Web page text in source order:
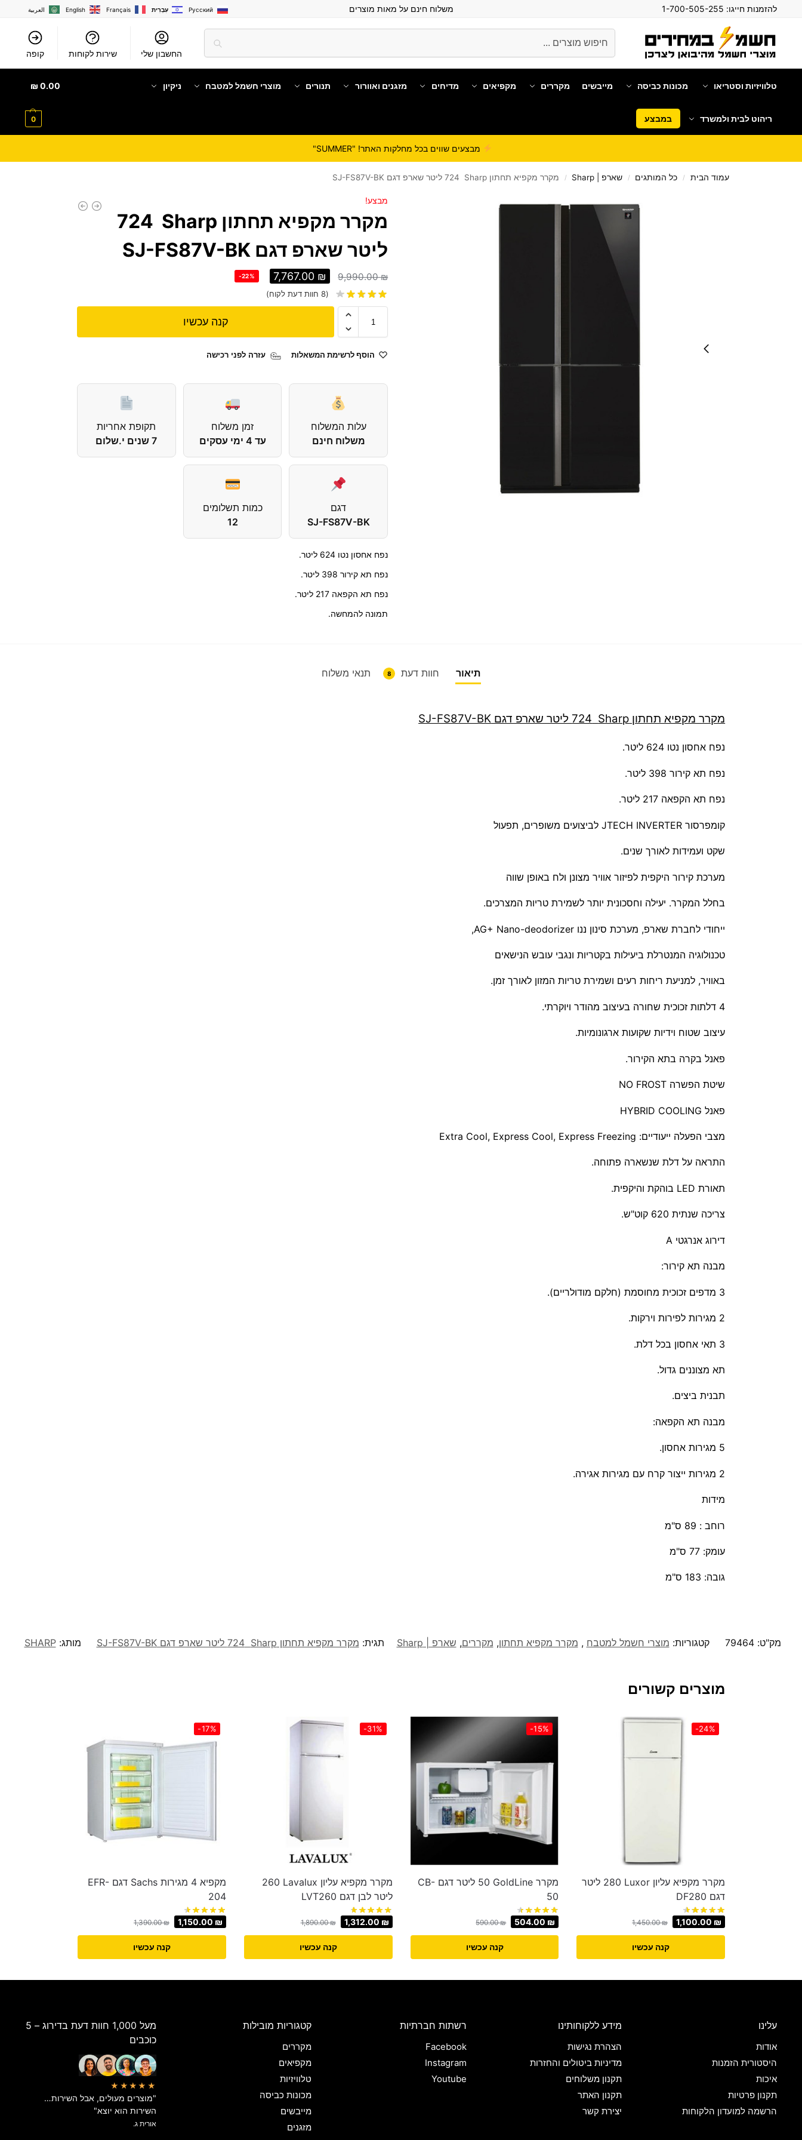
להזמנות חייגו: משלוח חינם על מאות מוצרים العربية English Français עִבְרִית Русский
החשבון שלי שירות לקוחות קופה
טלוויזיות וסטריאו מכונות כביסה מייבשים מקררים מקפיאים מדיחים מזגנים ואוורור תנורים מוצרי חשמל למטבח ניקיון
ריהוט לבית ולמשרד במבצע
0.00
₪
0
מבצעים שווים בכל מחלקות האתר! "SUMMER"
עמוד הבית / כל המותגים / שארפ | Sharp / מקרר ‏מקפיא תחתון Sharp ‏724 ‏ליטר שארפ דגם SJ-FS87V-BK
מבצע!
מקרר ‏מקפיא תחתון Sharp ‏724
‏ליטר שארפ דגם SJ-FS87V-BK
9,990.00₪
7,767.00 ₪
-22%
(
8 חוות דעת לקוח)
קנה עכשיו
הוסף לרשימת המשאלות עזרה לפני רכישה
עלות המשלוח
משלוח חינם
זמן משלוח
עד 4 ימי עסקים
תקופת אחריות
7 שנים י.שלום
דגם
SJ-FS87V-BK
כמות תשלומים
12
נפח אחסון נטו 624 ליטר.
נפח תא קירור 398 ליטר.
נפח תא הקפאה 217 ליטר.
תמונה להמחשה.
תיאור חוות דעת 8 תנאי משלוח
מקרר ‏מקפיא תחתון Sharp ‏724 ‏ליטר שארפ דגם SJ-FS87V-BK
נפח אחסון נטו 624 ליטר.
נפח תא קירור 398 ליטר.
נפח תא הקפאה 217 ליטר.
קומפרסור JTECH INVERTER לביצועים משופרים, תפעול
שקט ועמידות לאורך שנים.
מערכת קירור היקפית לפיזור אוויר מצונן ולח באופן שווה
בחלל המקרר. יעילה וחסכונית יותר לשמירת טריות המצרכים.
ייחודי לחברת שארפ, מערכת סינון ננו AG+ Nano-deodorizer,
טכנולוגיה המנטרלת ביעילות בקטריות ונגבי עובש הנישאים
באוויר, למניעת ריחות רעים ושמירת טריות המזון לאורך זמן.
4 דלתות זכוכית שחורה בעיצוב מהודר ויוקרתי.
עיצוב שטוח וידיות שקועות ארגונומיות.
פאנל בקרה בתא הקירור.
שיטת הפשרה NO FROST
פאנל HYBRID COOLING
מצבי הפעלה ייעודיים: Extra Cool, Express Cool, Express Freezing
התראה על דלת שנשארה פתוחה.
תאורת LED בוהקת והיקפית.
צריכה שנתית 620 קוט"ש.
דירוג אנרגטי A
מבנה תא קירור:
3 מדפים זכוכית מחוסמת (חלקם מודולריים).
2 מגירות לפירות וירקות.
3 תאי אחסון בכל דלת.
תא מצוננים גדול.
תבנית ביצים.
מבנה תא הקפאה:
5 מגירות אחסון.
2 מגירות ייצור קרח עם מגירות אגירה.
מידות
רוחב : 89 ס"מ
עומק: 77 ס"מ
גובה: 183 ס"מ
מק"ט:79464 קטגוריות: מוצרי חשמל למטבח , מקרר מקפיא תחתון, מקררים, שארפ | Sharp תגית: מקרר ‏מקפיא תחתון Sharp ‏724 ‏ליטר שארפ דגם SJ-FS87V-BK מותג:SHARP
מוצרים קשורים
-24%
מקרר מקפיא עליון Luxor ‏280 ‏ליטר
דגם DF280
1,450.00₪ 1,100.00 ₪
קנה עכשיו
-15%
מקרר GoldLine ‏50 ‏ליטר דגם CB-
50
590.00₪ 504.00 ₪
קנה עכשיו
-31%
מקרר מקפיא עליון Lavalux ‏260
‏ליטר לבן דגם LVT260
1,890.00₪ 1,312.00 ₪
קנה עכשיו
-17%
מקפיא 4 מגירות Sachs דגם EFR-
204
1,390.00₪ 1,150.00 ₪
קנה עכשיו
עלינו
אודות
היסטורית הזמנות
איכות
תקנון פרטיות
הרשמה למועדון הלקוחות
מידע ללקוחותינו
הצהרת נגישות
מדיניות ביטולים והחזרות
תקנון משלוחים
תקנון האתר
יצירת קשר
רשתות חברתיות
Facebook
Instagram
Youtube
קטגוריות מובילות
מקררים
מקפיאים
טלוויזיות
מכונות כביסה
מייבשים
מזגנים
מעל 1,000 חוות דעת בדירוג – 5
כוכבים
★★★★★
"מוצרים מעולים, אבל השירות…
השירות הוא יוצא"
אורית ג.